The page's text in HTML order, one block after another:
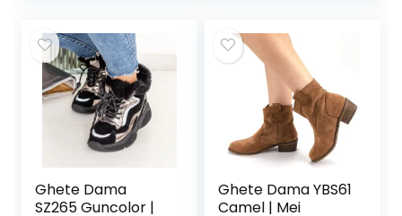
Ghete Dama
SZ265 Guncolor |
Ghete Dama YBS61
Camel | Mei